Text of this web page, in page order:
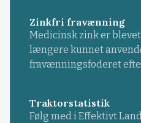
Zinkfri fravænning
Medicinsk zink er
længere kunnet
fravænningsfoderet
Traktorstatistik
Følg med i Effektivt